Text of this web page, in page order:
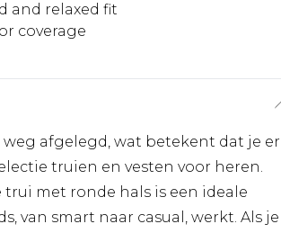
and relaxed fit
coverage
afgelegd, wat betekent dat je er
truien en vesten voor heren.
trui met ronde hals is een ideale
van smart naar casual, werkt. Als je